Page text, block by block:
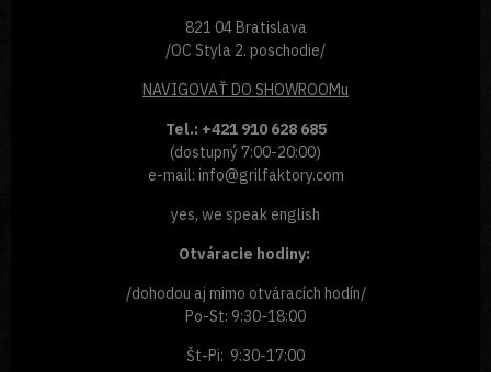
821 04 Bratislava
/OC Styla 2. poschodie/
NAVIGOVAŤ DO SHOWROOMu
Tel.: +421 910 628 685
(dostupný 7:00-20:00)
e-mail: info@grilfaktory.com
yes, we speak english
Otváracie hodiny:
/dohodou aj mimo otváracích hodín/
Po-St: 9:30-18:00
Št-Pi: 9:30-17:00